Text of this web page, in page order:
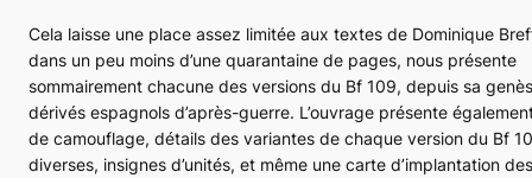
Cela laisse une place assez limitée aux textes de Dominique
dans un peu moins d’une quarantaine de pages, nous présente
sommairement chacune des versions du Bf 109, depuis sa
dérivés espagnols d’après-guerre. L’ouvrage présente
de camouflage, détails des variantes de chaque version du Bf
diverses, insignes d’unités, et même une carte d’implantation